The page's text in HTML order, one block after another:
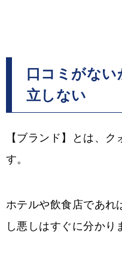
口コミがな
立しない
【ブランド】とは、
す。
ホテルや飲食店であれ
し悪しはすぐに分かり